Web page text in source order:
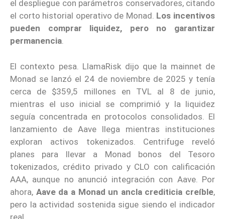
el despliegue con parámetros conservadores, citando
el corto historial operativo de Monad. Los incentivos
pueden comprar liquidez, pero no garantizar
permanencia.
El contexto pesa. LlamaRisk dijo que la mainnet de
Monad se lanzó el 24 de noviembre de 2025 y tenía
cerca de $359,5 millones en TVL al 8 de junio,
mientras el uso inicial se comprimió y la liquidez
seguía concentrada en protocolos consolidados. El
lanzamiento de Aave llega mientras instituciones
exploran activos tokenizados. Centrifuge reveló
planes para llevar a Monad bonos del Tesoro
tokenizados, crédito privado y CLO con calificación
AAA, aunque no anunció integración con Aave. Por
ahora, Aave da a Monad un ancla crediticia creíble,
pero la actividad sostenida sigue siendo el indicador
real.